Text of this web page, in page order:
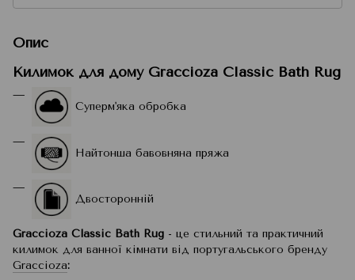
Опис
Килимок для дому Graccioza Classic Bath Rug
Суперм'яка обробка
Найтонша бавовняна пряжа
Двосторонній
Graccioza Classic Bath Rug - це стильний та практичний
килимок для ванної кімнати від португальського бренду
Graccioza: